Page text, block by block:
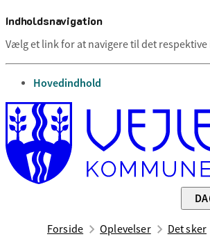
Indholdsnavigation
Vælg et link for at navigere til det
gå til
Hovedindhold
DA
Forside Oplevelser Det sker